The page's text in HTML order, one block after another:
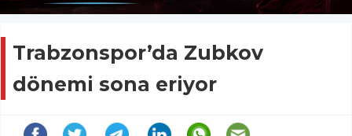
Trabzonspor’da Zubkov
dönemi sona eriyor